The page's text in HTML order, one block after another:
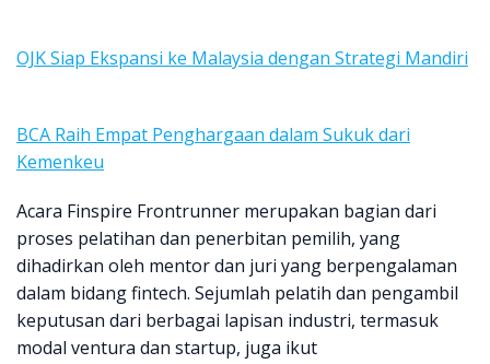
OJK Siap Ekspansi ke Malaysia dengan Strategi Mandiri
BCA Raih Empat Penghargaan dalam Sukuk dari
Kemenkeu
Acara Finspire Frontrunner merupakan bagian dari
proses pelatihan dan penerbitan pemilih, yang
dihadirkan oleh mentor dan juri yang berpengalaman
dalam bidang fintech. Sejumlah pelatih dan pengambil
keputusan dari berbagai lapisan industri, termasuk
modal ventura dan startup, juga ikut